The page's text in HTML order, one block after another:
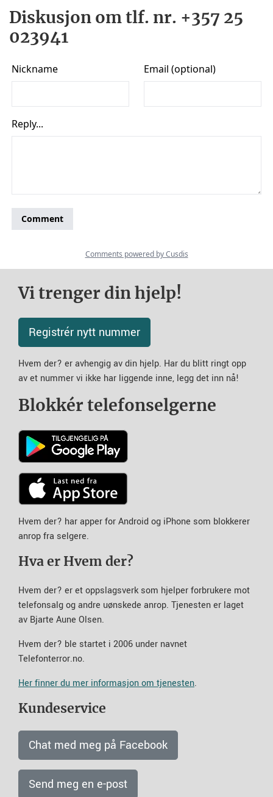
Diskusjon om tlf. nr. +357 25
023941
Vi trenger din hjelp!
Registrér nytt nummer
Hvem der? er avhengig av din hjelp. Har du blitt ringt opp
av et nummer vi ikke har liggende inne, legg det inn nå!
Blokkér telefonselgerne
Hvem der? har apper for Android og iPhone som blokkerer
anrop fra selgere.
Hva er Hvem der?
Hvem der? er et oppslagsverk som hjelper forbrukere mot
telefonsalg og andre uønskede anrop. Tjenesten er laget
av Bjarte Aune Olsen.
Hvem der? ble startet i 2006 under navnet
Telefonterror.no.
Her finner du mer informasjon om tjenesten.
Kundeservice
Chat med meg på Facebook
Send meg en e-post